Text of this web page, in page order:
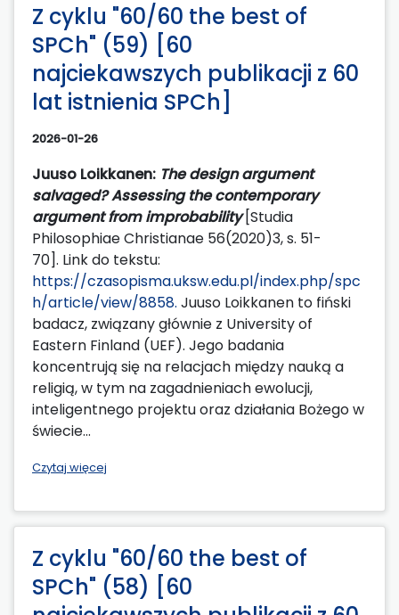
Z cyklu "60/60 the best of
SPCh" (59) [60
najciekawszych publikacji z 60
lat istnienia SPCh]
2026-01-26
Juuso Loikkanen: The design argument
salvaged? Assessing the contemporary
argument from improbability[Studia
Philosophiae Christianae 56(2020)3, s. 51-
70]. Link do tekstu:
https://czasopisma.uksw.edu.pl/index.php/spc
h/article/view/8858. Juuso Loikkanen to fiński
badacz, związany głównie z University of
Eastern Finland (UEF). Jego badania
koncentrują się na relacjach między nauką a
religią, w tym na zagadnieniach ewolucji,
inteligentnego projektu oraz działania Bożego w
świecie...
Czytaj więcej
Z cyklu "60/60 the best of
SPCh" (58) [60